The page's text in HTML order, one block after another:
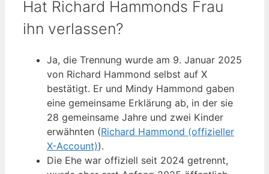
Hat Richard Hammonds Frau
ihn verlassen?
Ja, die Trennung wurde am 9. Januar 2025
von Richard Hammond selbst auf X
bestätigt. Er und Mindy Hammond gaben
eine gemeinsame Erklärung ab, in der sie
28 gemeinsame Jahre und zwei Kinder
erwähnten (Richard Hammond (offizieller
X-Account)).
Die Ehe war offiziell seit 2024 getrennt,